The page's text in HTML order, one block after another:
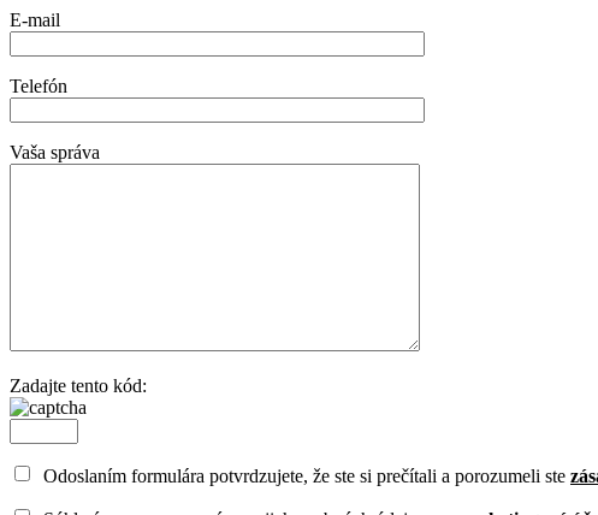
E-mail
Telefón
Vaša správa
Zadajte tento kód:
Odoslaním formulára potvrdzujete, že ste si prečítali a porozumeli ste